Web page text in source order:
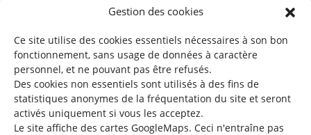
Gestion des cookies
Ce site utilise des cookies essentiels nécessaires à son bon
fonctionnement, sans usage de données à caractère
personnel, et ne pouvant pas être refusés.
Des cookies non essentiels sont utilisés à des fins de
statistiques anonymes de la fréquentation du site et seront
activés uniquement si vous les acceptez.
Le site affiche des cartes GoogleMaps. Ceci n'entraîne pas
Déclaration d’accessibilité
Mentions légales
©2026 SNJ
Une offre du